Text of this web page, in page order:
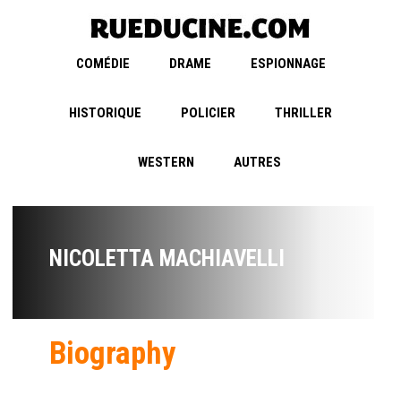
COMÉDIE DRAME ESPIONNAGE
HISTORIQUE POLICIER THRILLER
WESTERN AUTRES
NICOLETTA MACHIAVELLI
Biography